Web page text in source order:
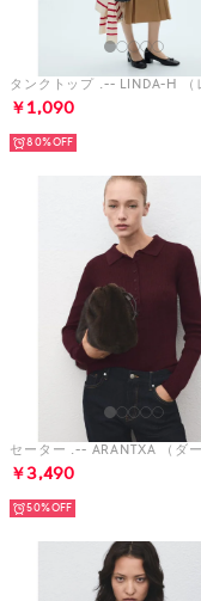
タンクトップ .-- LINDA-H （
￥1,090
80%
￥3,490
50%